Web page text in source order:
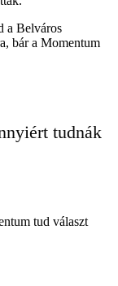
a Belváros
bár a Momentum
tudnák
tud választ